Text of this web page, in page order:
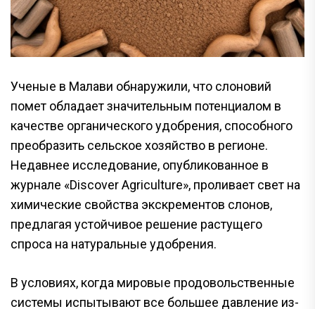
Ученые в Малави обнаружили, что слоновий
помет обладает значительным потенциалом в
качестве органического удобрения, способного
преобразить сельское хозяйство в регионе.
Недавнее исследование, опубликованное в
журнале «Discover Agriculture», проливает свет на
химические свойства экскрементов слонов,
предлагая устойчивое решение растущего
спроса на натуральные удобрения.
В условиях, когда мировые продовольственные
системы испытывают все большее давление из-